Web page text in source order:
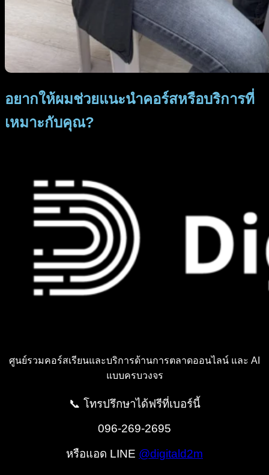
อยากให้ผมช่วยแนะนำคอร์สหรือบริการที่
เหมาะกับคุณ?
ศูนย์รวมคอร์สเรียนและบริการด้านการตลาดออนไลน์ และ AI
แบบครบวงจร
📞 โทรปรึกษาได้ฟรีที่เบอร์นี้
096-269-2695
หรือแอด LINE @digitald2m